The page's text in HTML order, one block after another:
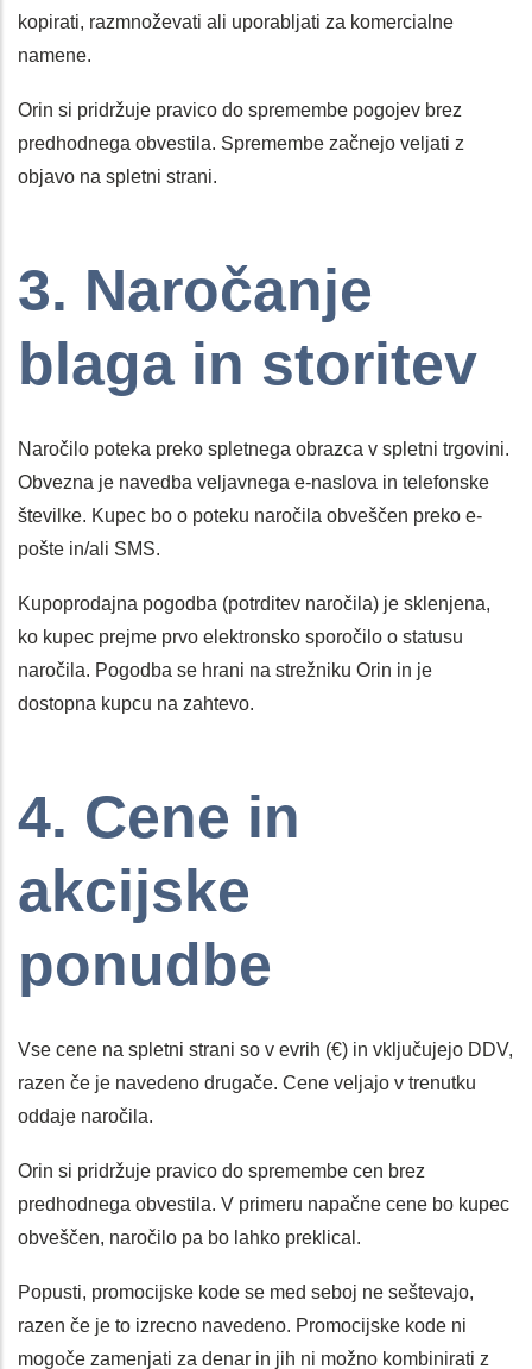
kopirati, razmnoževati ali uporabljati za komercialne
namene.
Orin si pridržuje pravico do spremembe pogojev brez
predhodnega obvestila. Spremembe začnejo veljati z
objavo na spletni strani.
3. Naročanje
blaga in storitev
Naročilo poteka preko spletnega obrazca v spletni trgovini.
Obvezna je navedba veljavnega e-naslova in telefonske
številke. Kupec bo o poteku naročila obveščen preko e-
pošte in/ali SMS.
Kupoprodajna pogodba (potrditev naročila) je sklenjena,
ko kupec prejme prvo elektronsko sporočilo o statusu
naročila. Pogodba se hrani na strežniku Orin in je
dostopna kupcu na zahtevo.
4. Cene in
akcijske
ponudbe
Vse cene na spletni strani so v evrih (€) in vključujejo DDV,
razen če je navedeno drugače. Cene veljajo v trenutku
oddaje naročila.
Orin si pridržuje pravico do spremembe cen brez
predhodnega obvestila. V primeru napačne cene bo kupec
obveščen, naročilo pa bo lahko preklical.
Popusti, promocijske kode se med seboj ne seštevajo,
razen če je to izrecno navedeno. Promocijske kode ni
mogoče zamenjati za denar in jih ni možno kombinirati z